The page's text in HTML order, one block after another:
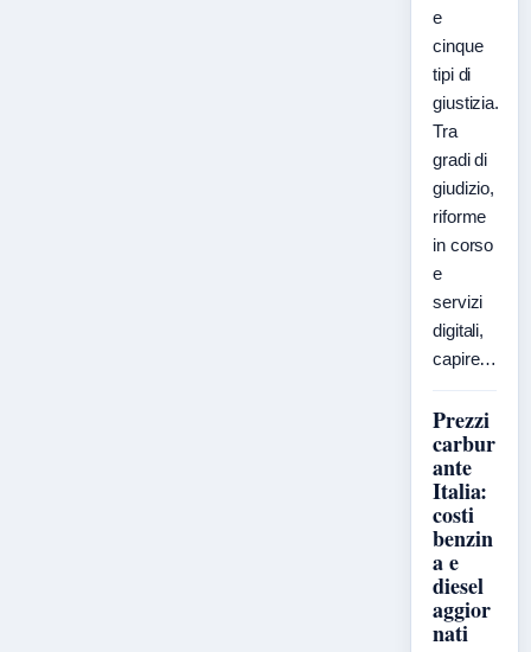
e
cinque
tipi di
giustizia.
Tra
gradi di
giudizio,
riforme
in corso
e
servizi
digitali,
capire…
Prezzi
carbur
ante
Italia:
costi
benzin
a e
diesel
aggior
nati